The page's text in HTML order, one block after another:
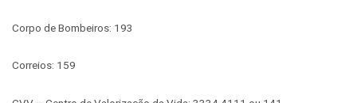
Corpo de Bombeiros: 193
Correios: 159